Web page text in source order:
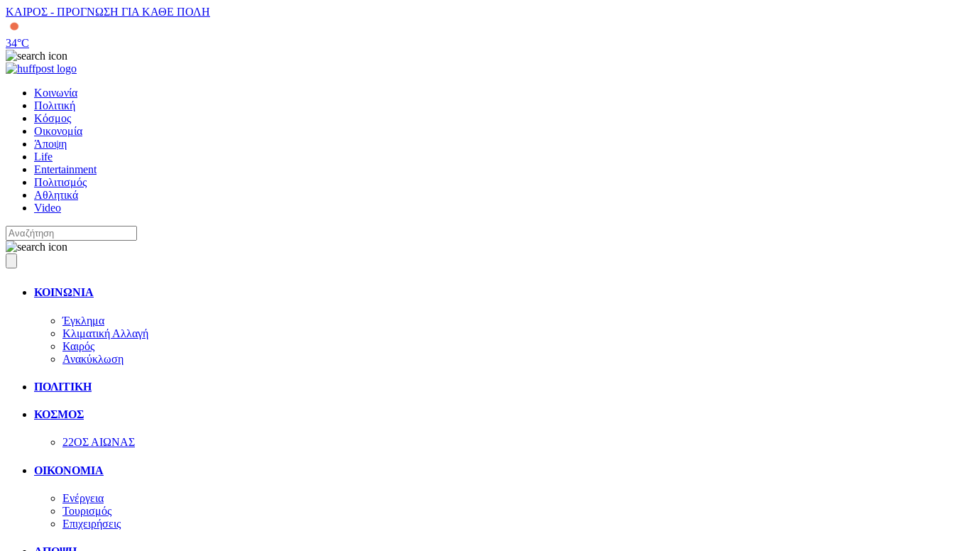
ΚΑΙΡΟΣ - ΠΡΟΓΝΩΣΗ ΓΙΑ ΚΑΘΕ ΠΟΛΗ
34°C
Κοινωνία
Πολιτική
Κόσμος
Οικονομία
Άποψη
Life
Entertainment
Πολιτισμός
Αθλητικά
Video
ΚΟΙΝΩΝΙΑ
Έγκλημα
Κλιματική Αλλαγή
Καιρός
Ανακύκλωση
ΠΟΛΙΤΙΚΗ
ΚΟΣΜΟΣ
22ΟΣ ΑΙΩΝΑΣ
ΟΙΚΟΝΟΜΙΑ
Ενέργεια
Τουρισμός
Επιχειρήσεις